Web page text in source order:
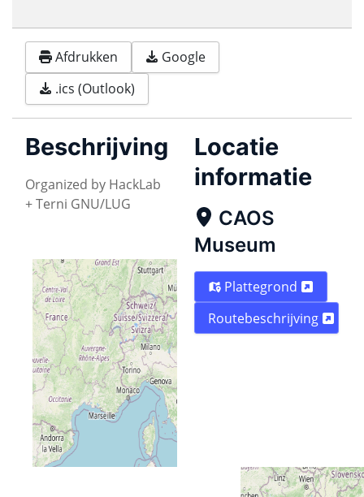
Afdrukken
Google
.ics (Outlook)
Beschrijving
Organized by HackLab
+ Terni GNU/LUG
Locatie
informatie
CAOS
Museum
Plattegrond
Routebeschrijving